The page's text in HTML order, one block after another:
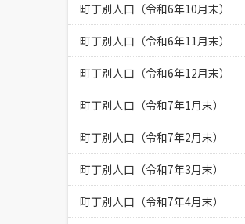
町丁別人口（令和6年10月末）
町丁別人口（令和6年11月末）
町丁別人口（令和6年12月末）
町丁別人口（令和7年1月末）
町丁別人口（令和7年2月末）
町丁別人口（令和7年3月末）
町丁別人口（令和7年4月末）